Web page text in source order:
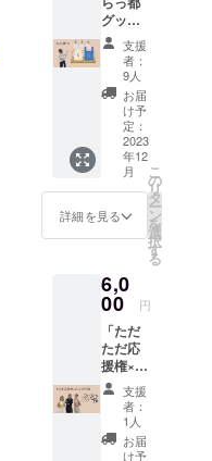
ます。
商品開
封前に
は必ず
お届の
リター
ンに貼
付され
たラベ
ルや注
意書き
認くだ
さい。
なって
おりま
す。 -内
容- 学生
直筆の
メッ
セージ
カード
容- ・
ぷらっ
と君が
プリン
トされ
た巾着
袋(ナ
チュラ
ル) 1
(サイズ
単位
36)
〈保津
川あら
れ本
舗〉
・亀
山
焼 3
個
〈リ
カー
グッ
ズ」上
乗せ大
歓迎！
私たち
のぷ
らっと
君をオ
リジナ
ルグッ
ズ化い
たしま
した。
今回は
いでき
るよう
なデザ
インの
巾着と
エコ
バック
をお届
けいた
しま
す。 ※
支援
者：
9人
お届
け予
定：
2023
年12
月
詳細を見る
こ
の
リ
タ
ー
ン
を
選
択
す
る
6,0
00 円
「ただ
ただ応
援権×ぷ
らっと
君巾
着」
上乗せ
大歓
支援
者：
1人
お届
け予